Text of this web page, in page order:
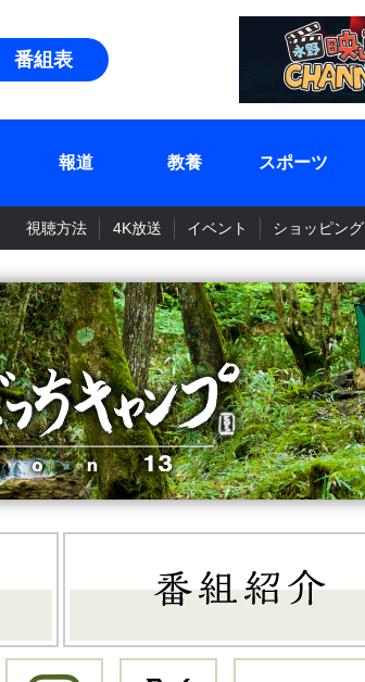
番組表
報道 教養 スポーツ
視聴方法 4K放送 イベント ショッピング
Instagram Twitter